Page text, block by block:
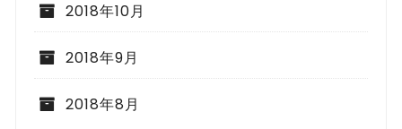
2018年10月
2018年9月
2018年8月